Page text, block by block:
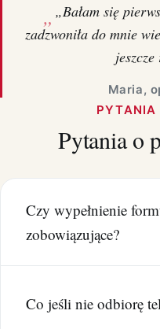
„Bałam się
zadzwoniła do mnie
Maria,
PYTANIA
Pytania o
Czy wypełnienie
zobowiązujące?
Co jeśli nie odbiorę